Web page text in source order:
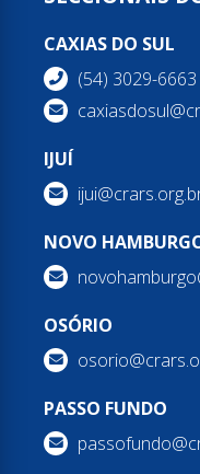
CAXIAS DO SUL
(54) 3029-6663
IJUÍ
NOVO
OSÓRIO
PASSO FUNDO